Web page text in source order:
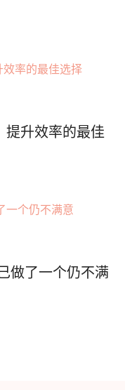
提升效率的最佳
做了一个仍不满